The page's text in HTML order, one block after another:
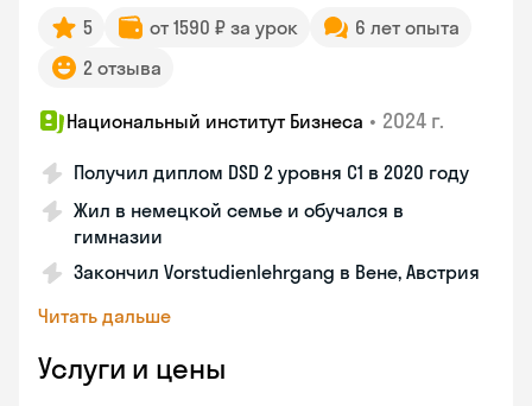
5 от 1590 ₽ за урок
6 лет опыта
2 отзыва
Национальный институт Бизнеса • 2024 г.
Получил диплом DSD 2 уровня С1 в 2020 году
Жил в немецкой семье и обучался в
гимназии
Закончил Vorstudienlehrgang в Вене, Австрия
Читать дальше
Услуги и цены